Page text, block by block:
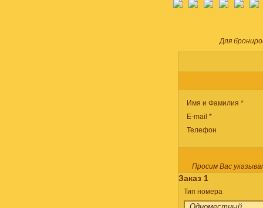
Для
Имя и Фамилия *
E-mail *
Телефон
Просим Вас
Заказ 1
Тип номера